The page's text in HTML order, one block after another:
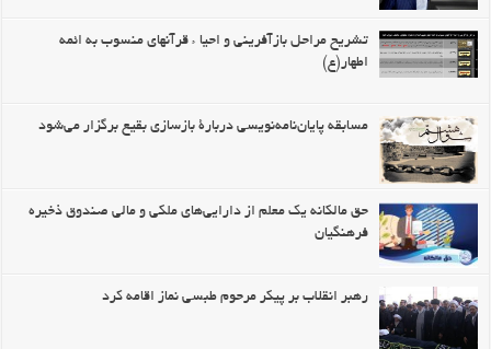
تشریح مراحل بازآفرینی و احیا ء قرآنهای منسوب به ائمه
اطهار(ع)
مسابقه پايان‌نامه‌نويسی دربارۀ بازسازی بقيع برگزار می‌شود
حق مالکانه یک معلم از دارایی‌های ملکی و مالی صندوق ذخیره
فرهنگیان
رهبر انقلاب بر پیکر مرحوم طبسی نماز اقامه کرد